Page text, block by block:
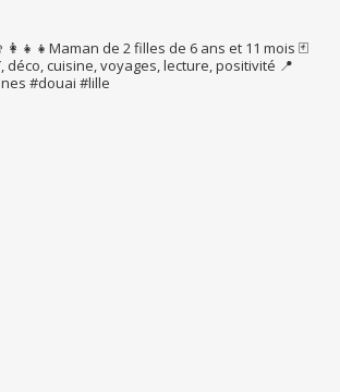
de 2 filles de 6 ans et 11 mois 🃏
déco, cuisine, voyages, lecture, positivité 📍
#douai #lille